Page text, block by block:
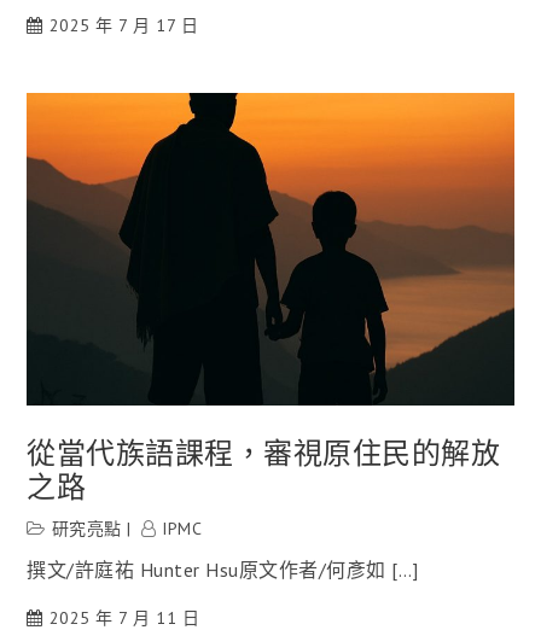
2025 年 7 月 17 日
從當代族語課程，審視原住民的解放
之路
研究亮點 IPMC
撰文/許庭祐 Hunter Hsu原文作者/何彥如 […]
2025 年 7 月 11 日